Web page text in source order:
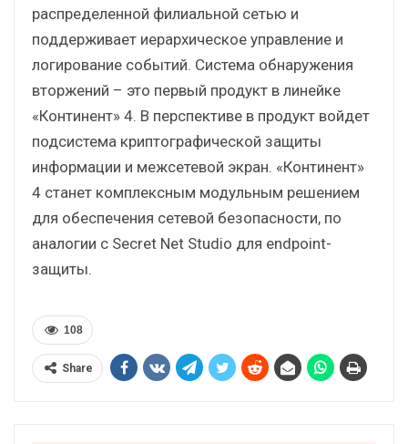
распределенной филиальной сетью и
поддерживает иерархическое управление и
логирование событий. Система обнаружения
вторжений – это первый продукт в линейке
«Континент» 4. В перспективе в продукт войдет
подсистема криптографической защиты
информации и межсетевой экран. «Континент»
4 станет комплексным модульным решением
для обеспечения сетевой безопасности, по
аналогии с Secret Net Studio для endpoint-
защиты.
108
Share